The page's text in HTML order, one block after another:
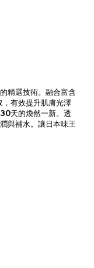
精選技術。融合富含
有效提升肌膚光澤
天的煥然一新。透
與補水。讓日本味王